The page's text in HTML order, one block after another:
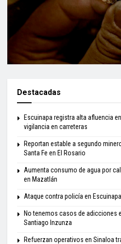
Destacadas
Escuinapa registra alta afluencia
vigilancia en carreteras
Reportan estable a segundo
Santa Fe en El Rosario
Aumenta consumo de agua por
en Mazatlán
Ataque contra policía en
No tenemos casos de adicciones
Santiago Inzunza
Refuerzan operativos en Sinaloa